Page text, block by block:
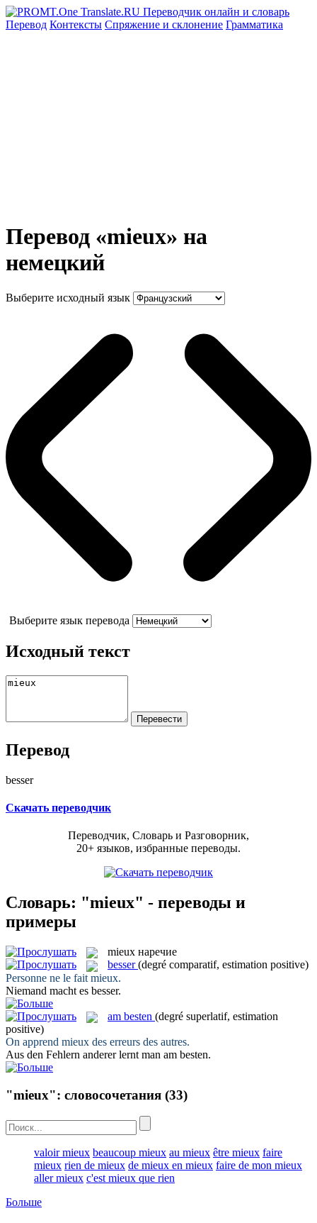
Перевод Контексты Спряжение и склонение Грамматика
Перевод «mieux» на
немецкий
Выберите исходный язык
Выберите язык перевода
Исходный текст
Перевод
besser
Скачать переводчик
Переводчик, Словарь и Разговорник,
20+ языков, избранные переводы.
Словарь: "mieux" - переводы и
примеры
mieux наречие
besser (degré comparatif, estimation positive)
Personne ne le fait mieux.
Niemand macht es besser.
am besten (degré superlatif, estimation
positive)
On apprend mieux des erreurs des autres.
Aus den Fehlern anderer lernt man am besten.
"mieux": словосочетания (33)
valoir mieux beaucoup mieux au mieux être mieux faire
mieux rien de mieux de mieux en mieux faire de mon mieux
aller mieux c'est mieux que rien
Больше